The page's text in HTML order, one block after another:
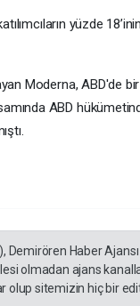
yüzde
Moderna, ABD'de
ABD
Demirören Haber
olmadan ajans
sitemizin hiç bir